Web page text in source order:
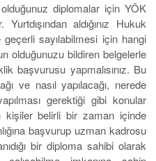
diplomalar için YÖK
aldığınız Hukuk
geçerli sayılabilmesi için hangi
olduğunuzu bildiren belgelerle
başvurusu yapmalısınız. Bu
ve nasıl yapılacağı, nerede
gerektiği gibi konular
kişiler belirli bir zaman içinde
başvurup uzman kadrosu
bir diploma sahibi olarak